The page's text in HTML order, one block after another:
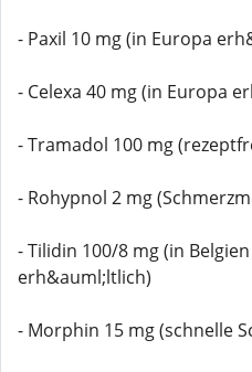
- Paxil 10 mg (in Europa
- Celexa 40 mg (in Europa
- Tramadol 100 mg
- Rohypnol 2 mg
- Tilidin 100/8 mg (in
erh&auml;ltlich)
- Morphin 15 mg (schnelle